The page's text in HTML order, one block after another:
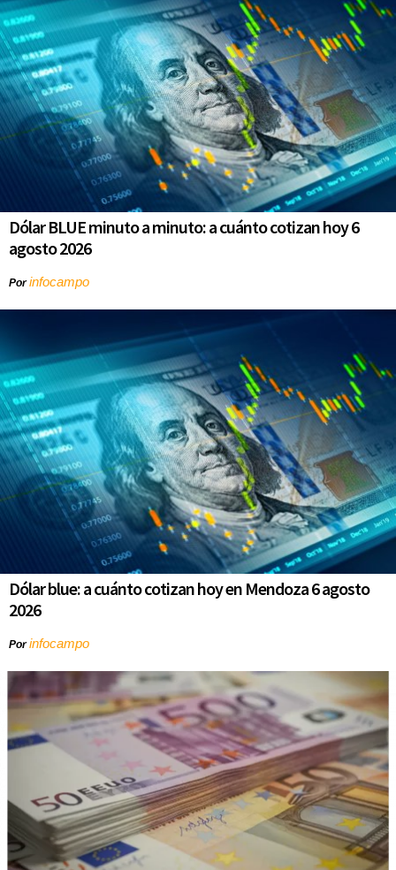
Dólar BLUE minuto a minuto: a cuánto cotizan hoy 6
agosto 2026
Porinfocampo
Dólar blue: a cuánto cotizan hoy en Mendoza 6 agosto
2026
Porinfocampo